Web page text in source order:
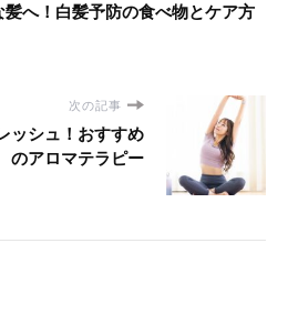
髪へ！白髪予防の食べ物とケア方
次の記事
ッシュ！おすすめ
のアロマテラピー